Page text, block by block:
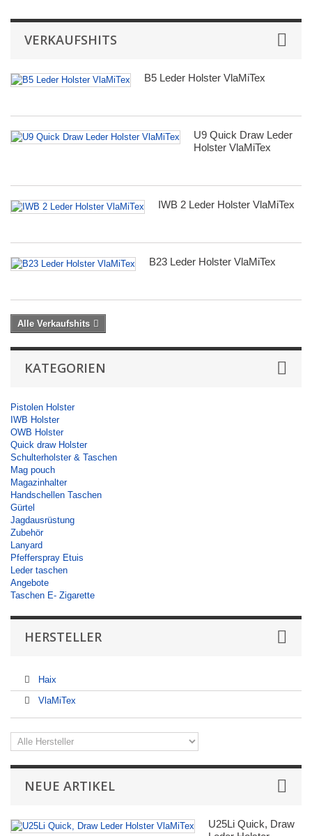
VERKAUFSHITS
B5 Leder Holster VlaMiTex
U9 Quick Draw Leder
Holster VlaMiTex
IWB 2 Leder Holster VlaMiTex
B23 Leder Holster VlaMiTex
Alle Verkaufshits
KATEGORIEN
Pistolen Holster
IWB Holster
OWB Holster
Quick draw Holster
Schulterholster & Taschen
Mag pouch
Magazinhalter
Handschellen Taschen
Gürtel
Jagdausrüstung
Zubehör
Lanyard
Pfefferspray Etuis
Leder taschen
Angebote
Taschen E- Zigarette
HERSTELLER
Haix
VlaMiTex
NEUE ARTIKEL
U25Li Quick, Draw